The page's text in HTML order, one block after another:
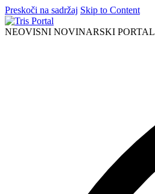
Preskoči na sadržaj Skip to Content
NEOVISNI NOVINARSKI PORTAL